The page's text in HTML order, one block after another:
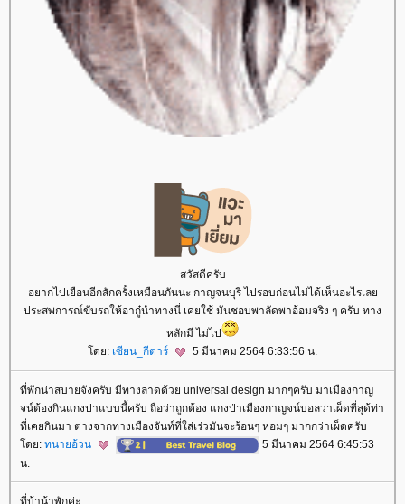
สวัสดีครับ
อยากไปเยือนอีกสักครั้งเหมือนกันนะ กาญจนบุรี ไปรอบก่อนไม่ได้เห็นอะไรเล
ประสพการณ์ขับรถให้อากู๋นำทางนี่ เคยใช้ มันชอบพาลัดพาอ้อมจริง ๆ ครับ ทาง
หลักมี ไม่ไป
ดย: เซียน_กีตาร์ 5 มีนาคม 2564 6:33:56 น.
ที่พักน่าสบายจังครับ มีทางลาดด้วย universal design มากๆครับ มาเมืองกาญ
จน์ต้องกินแกงป่าแบบนี้ครับ ถือว่าถูกต้อง แกงป่าเมืองกาญจน์บอลว่าเผ็ดที่สุด้ท่า
ที่เคยกินมา ต่างจากทางเมืองจันท์ที่ใส่เร่วมันจะร้อนๆ หอมๆ มากกว่าเผ็ดครับ
ดย: ทนายอ้วน
5 มีนาคม 2564 6:45:53
น.